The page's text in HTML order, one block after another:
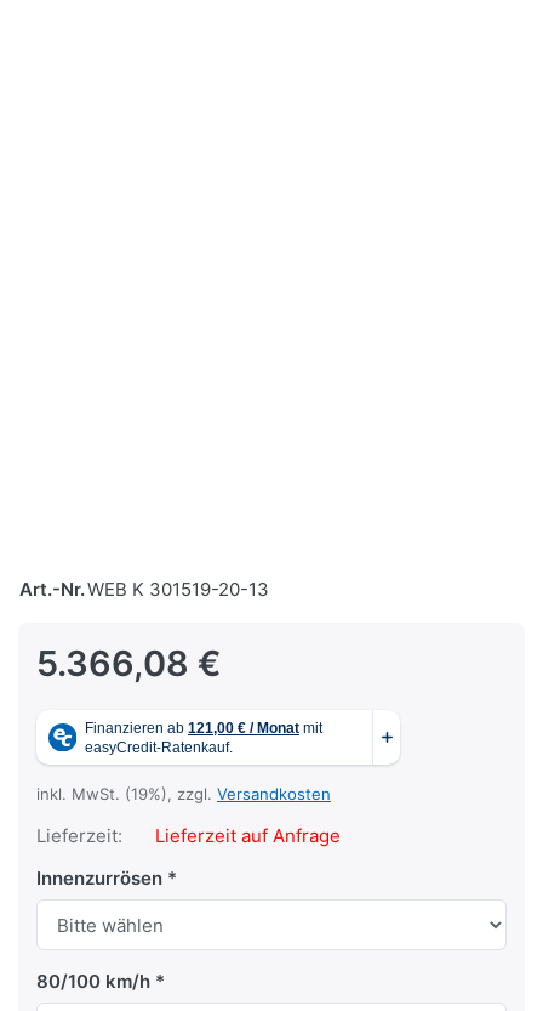
Art.-Nr.WEB K 301519-20-13
5.366,08 €
inkl. MwSt. (19%), zzgl. Versandkosten
Lieferzeit:
Lieferzeit auf Anfrage
Innenzurrösen
80/100 km/h